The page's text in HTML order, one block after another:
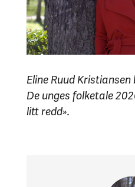
Eline Ruud
De unges folketale
litt redd».